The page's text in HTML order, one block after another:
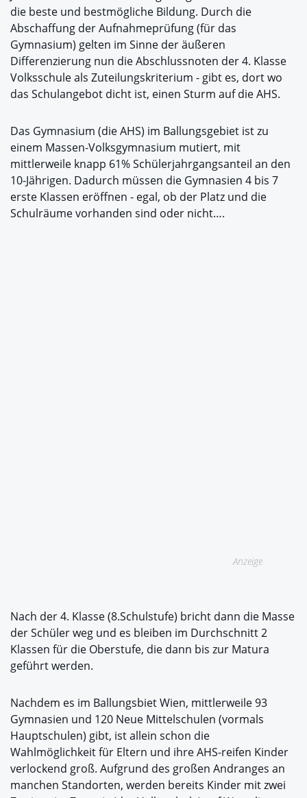
die beste und bestmögliche Bildung. Durch die
Abschaffung der Aufnahmeprüfung (für das
Gymnasium) gelten im Sinne der äußeren
Differenzierung nun die Abschlussnoten der 4. Klasse
Volksschule als Zuteilungskriterium - gibt es, dort wo
das Schulangebot dicht ist, einen Sturm auf die AHS.
Das Gymnasium (die AHS) im Ballungsgebiet ist zu
einem Massen-Volksgymnasium mutiert, mit
mittlerweile knapp 61% Schülerjahrgangsanteil an den
10-Jährigen. Dadurch müssen die Gymnasien 4 bis 7
erste Klassen eröffnen - egal, ob der Platz und die
Schulräume vorhanden sind oder nicht….
Anzeige
Nach der 4. Klasse (8.Schulstufe) bricht dann die Masse
der Schüler weg und es bleiben im Durchschnitt 2
Klassen für die Oberstufe, die dann bis zur Matura
geführt werden.
Nachdem es im Ballungsbiet Wien, mittlerweile 93
Gymnasien und 120 Neue Mittelschulen (vormals
Hauptschulen) gibt, ist allein schon die
Wahlmöglichkeit für Eltern und ihre AHS-reifen Kinder
verlockend groß. Aufgrund des großen Andranges an
manchen Standorten, werden bereits Kinder mit zwei